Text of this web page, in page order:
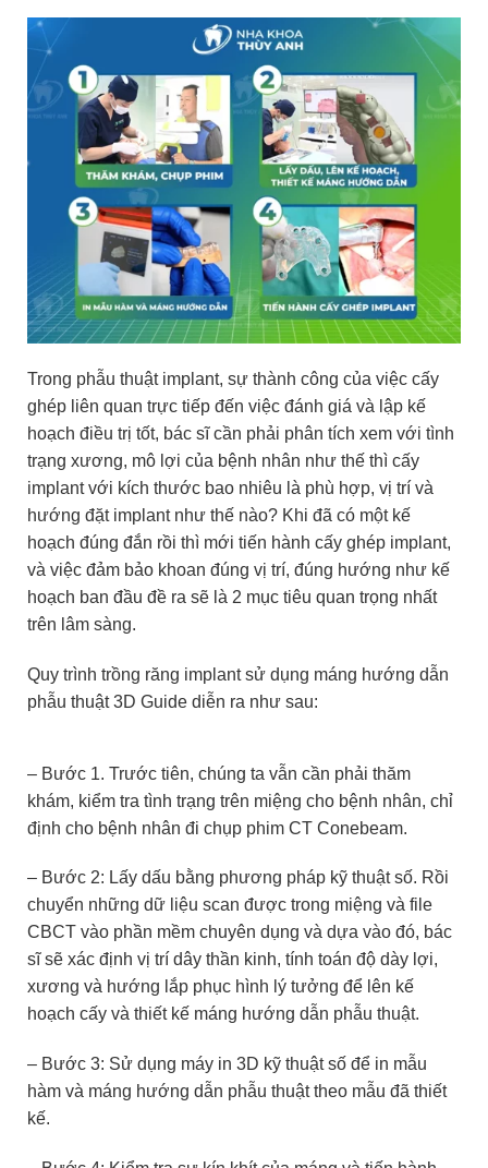
Trong phẫu thuật implant, sự thành công của việc cấy
ghép liên quan trực tiếp đến việc đánh giá và lập kế
hoạch điều trị tốt, bác sĩ cần phải phân tích xem với tình
trạng xương, mô lợi của bệnh nhân như thế thì cấy
implant với kích thước bao nhiêu là phù hợp, vị trí và
hướng đặt implant như thế nào? Khi đã có một kế
hoạch đúng đắn rồi thì mới tiến hành cấy ghép implant,
và việc đảm bảo khoan đúng vị trí, đúng hướng như kế
hoạch ban đầu đề ra sẽ là 2 mục tiêu quan trọng nhất
trên lâm sàng.
Quy trình trồng răng implant sử dụng máng hướng dẫn
phẫu thuật 3D Guide diễn ra như sau:
– Bước 1. Trước tiên, chúng ta vẫn cần phải thăm
khám, kiểm tra tình trạng trên miệng cho bệnh nhân, chỉ
định cho bệnh nhân đi chụp phim CT Conebeam.
– Bước 2: Lấy dấu bằng phương pháp kỹ thuật số. Rồi
chuyển những dữ liệu scan được trong miệng và file
CBCT vào phần mềm chuyên dụng và dựa vào đó, bác
sĩ sẽ xác định vị trí dây thần kinh, tính toán độ dày lợi,
xương và hướng lắp phục hình lý tưởng để lên kế
hoạch cấy và thiết kế máng hướng dẫn phẫu thuật.
– Bước 3: Sử dụng máy in 3D kỹ thuật số để in mẫu
hàm và máng hướng dẫn phẫu thuật theo mẫu đã thiết
kế.